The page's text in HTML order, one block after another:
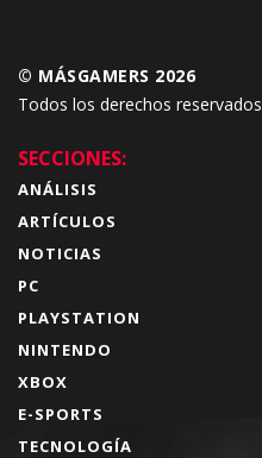
© MÁSGAMERS 2026
Todos los derechos reservados
SECCIONES:
ANÁLISIS
ARTÍCULOS
NOTICIAS
PC
PLAYSTATION
NINTENDO
XBOX
E-SPORTS
TECNOLOGÍA